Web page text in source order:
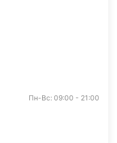
Пн-Вс: 09:00 - 21:00